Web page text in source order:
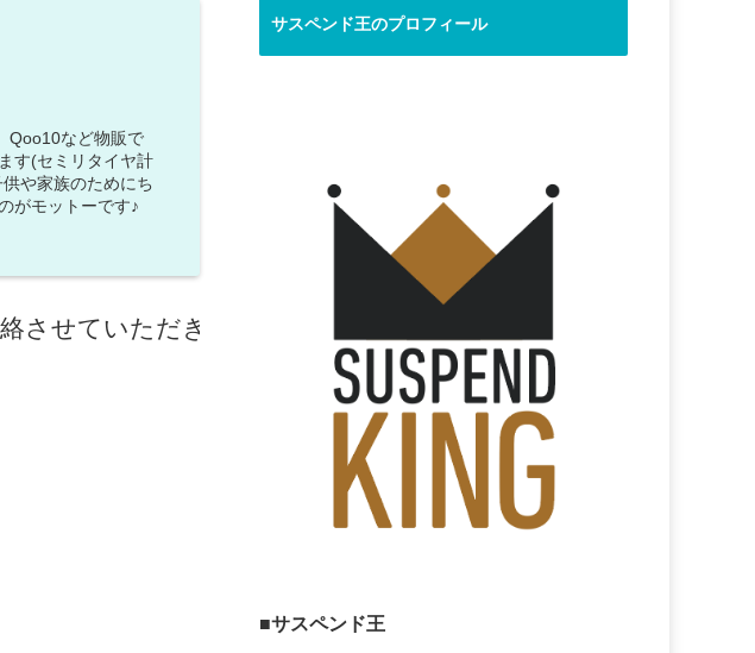
Qoo10など物販で
す(セミリタイヤ計
や家族のためにち
がモットーです♪
させていただきます。
サスペンド王のプロフィール
■サスペンド王